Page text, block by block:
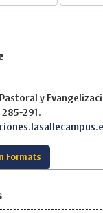
y
285-291.
Formats